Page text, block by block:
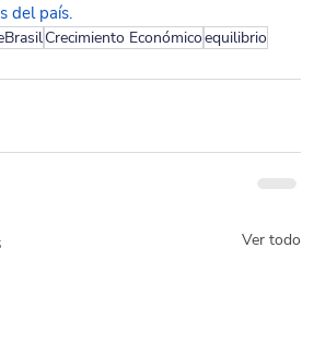
del país.
Crecimiento Económicoequilibrio
Ver todo